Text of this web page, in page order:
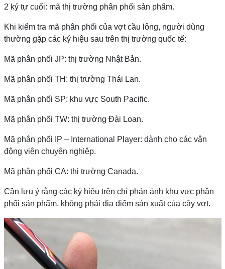
2 ký tự cuối: mã thị trường phân phối sản phẩm.
Khi kiểm tra mã phân phối của vợt cầu lông, người dùng
thường gặp các ký hiệu sau trên thị trường quốc tế:
Mã phân phối JP: thị trường Nhật Bản.
Mã phân phối TH: thị trường Thái Lan.
Mã phân phối SP: khu vực South Pacific.
Mã phân phối TW: thị trường Đài Loan.
Mã phân phối IP – International Player: dành cho các vận
động viên chuyên nghiệp.
Mã phân phối CA: thị trường Canada.
Cần lưu ý rằng các ký hiệu trên chỉ phản ánh khu vực phân
phối sản phẩm, không phải địa điểm sản xuất của cây vợt.